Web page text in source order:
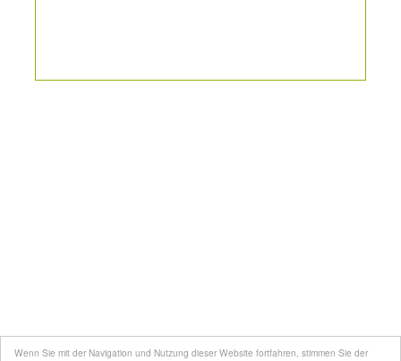
Wenn Sie mit der Navigation und Nutzung dieser Website fortfahren, stimmen Sie der
Topfgucker werden